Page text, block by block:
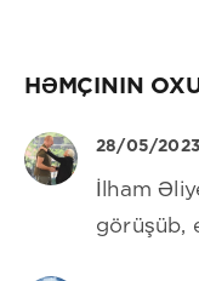
HƏMÇININ
28/05/2023
İlham
görüşüb,